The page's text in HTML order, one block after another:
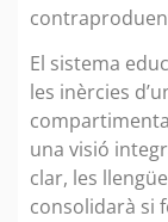
El sistema
les inèrcies
una visió
clar, les
consolidarà si